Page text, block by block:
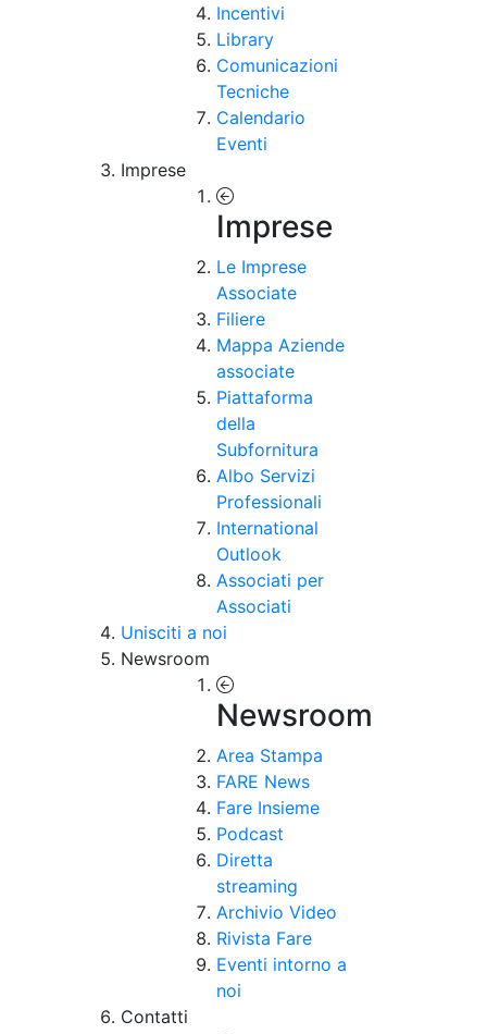
Incentivi
Library
Comunicazioni
Tecniche
Calendario
Eventi
Imprese
Imprese
Le Imprese
Associate
Filiere
Mappa Aziende
associate
Piattaforma
della
Subfornitura
Albo Servizi
Professionali
International
Outlook
Associati per
Associati
Unisciti a noi
Newsroom
Newsroom
Area Stampa
FARE News
Fare Insieme
Podcast
Diretta
streaming
Archivio Video
Rivista Fare
Eventi intorno a
noi
Contatti